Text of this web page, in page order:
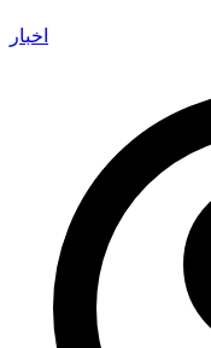
اخبار